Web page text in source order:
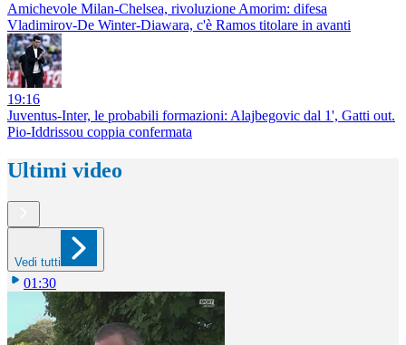
Amichevole Milan-Chelsea, rivoluzione Amorim: difesa
Vladimirov-De Winter-Diawara, c'è Ramos titolare in avanti
19:16
Juventus-Inter, le probabili formazioni: Alajbegovic dal 1', Gatti out.
Pio-Iddrissou coppia confermata
Ultimi video
Vedi tutti
01:30